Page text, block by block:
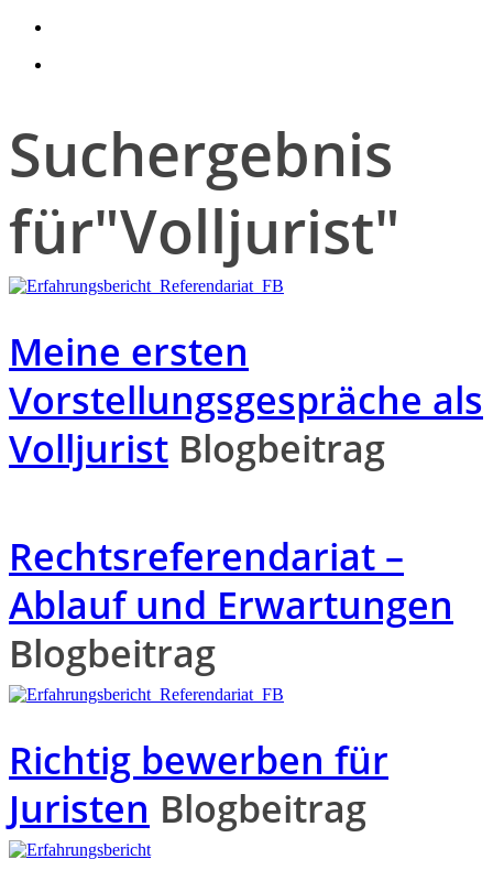
Suchergebnis
für"Volljurist"
Meine ersten
Vorstellungsgespräche als
Volljurist Blogbeitrag
Rechtsreferendariat –
Ablauf und Erwartungen
Blogbeitrag
Richtig bewerben für
Juristen Blogbeitrag